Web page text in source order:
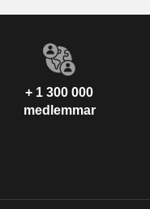
+ 1 300 000
medlemmar